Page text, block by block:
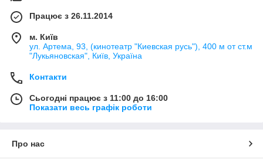
Працює з 26.11.2014
м. Київ
ул. Артема, 93, (кинотеатр "Киевская русь"), 400 м от ст.м
"Лукьяновская", Київ, Україна
Контакти
Сьогодні працює з 11:00 до 16:00
Показати весь графік роботи
Про нас